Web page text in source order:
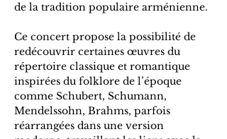
de la tradition populaire arménienne.
Ce concert propose la possibilité de
redécouvrir certaines œuvres du
répertoire classique et romantique
inspirées du folklore de l’époque
comme Schubert, Schumann,
Mendelssohn, Brahms, parfois
réarrangées dans une version